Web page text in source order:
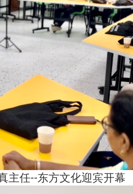
主任--东方文化迎宾开幕